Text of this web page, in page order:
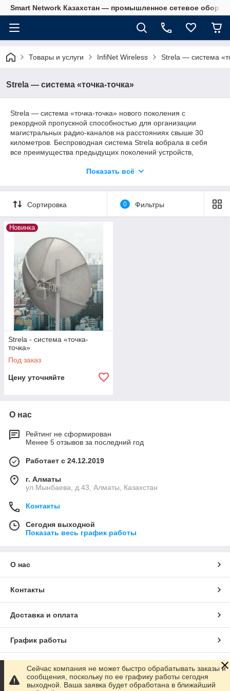
Smart Network Казахстан — промышленное сетевое
Товары и услуги InfiNet Wireless Strela — система
Strela — система «точка-точка»
Strela — система «точка-точка» нового поколения с
рекордной пропускной способностью для организации
магистральных радио-каналов на расстояниях свыше 30
километров. Беспроводная система Strela вобрала в себя
все преимущества предыдущих поколений устройств,
лаконичным дизайном и простотой настройки.
Показать всё
Сортировка 0 Фильтры
Новинка
Strela - система «точка-
точка»
Под заказ
Цену уточняйте
О нас
Рейтинг не сформирован
Менее 5 отзывов за последний год
Работает с 24.12.2019
г. Алматы
ул.Мынбаева, д.43, Алматы, Казахстан
Контакты
Сегодня выходной
Показать весь график работы
О нас
Контакты
Доставка и оплата
График работы
Полная версия сайта
Сейчас компания не может быстро обрабатывать заказы и
сообщения, поскольку по ее графику работы сегодня
выходной. Ваша заявка будет обработана в ближайший